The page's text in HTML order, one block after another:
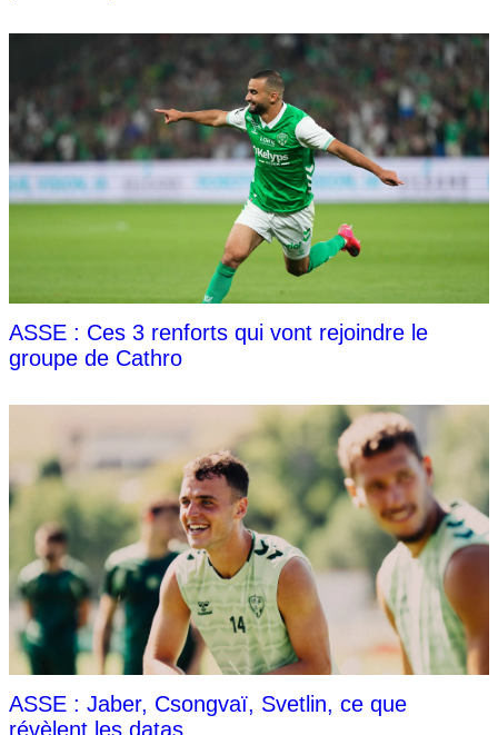
ASSE : Ces 3 renforts qui vont rejoindre le
groupe de Cathro
ASSE : Jaber, Csongvaï, Svetlin, ce que
révèlent les datas